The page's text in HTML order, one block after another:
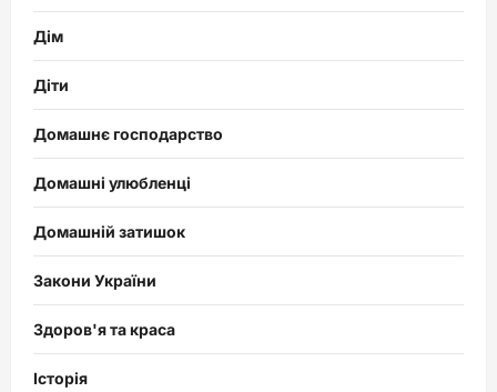
Дім
Діти
Домашнє господарство
Домашні улюбленці
Домашній затишок
Закони України
Здоров'я та краса
Історія